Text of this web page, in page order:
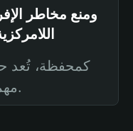
ومنع مخاطر
كمحفظة، تُعد
مهمتنا الأساسية.